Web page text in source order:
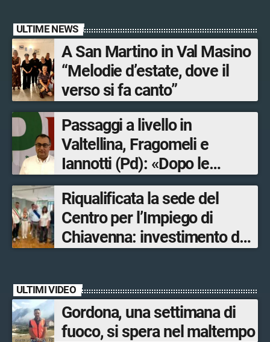
ULTIME NEWS
A San Martino in Val Masino
“Melodie d’estate, dove il
verso si fa canto”
Passaggi a livello in
Valtellina, Fragomeli e
Iannotti (Pd): «Dopo le
Olimpiadi solo un terzo delle
opere sostitutive sarà
ultimato entro il 2026»
Riqualificata la sede del
Centro per l’Impiego di
Chiavenna: investimento da
ULTIMI VIDEO
Gordona, una settimana di
fuoco, si spera nel maltempo